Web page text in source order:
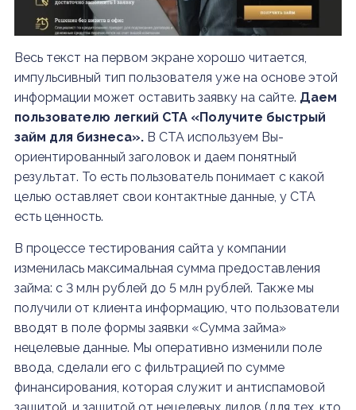
Весь текст на первом экране хорошо читается,
импульсивный тип пользователя уже на основе этой
информации может оставить заявку на сайте. Даем
пользователю легкий CTA «Получите быстрый
займ для бизнеса». В CTA используем Вы-
ориентированный заголовок и даем понятный
результат. То есть пользователь понимает с какой
целью оставляет свои контактные данные, у CTA
есть ценность.
В процессе тестирования сайта у компании
изменилась максимальная сумма предоставления
займа: с 3 млн рублей до 5 млн рублей. Также мы
получили от клиента информацию, что пользователи
вводят в поле формы заявки «Сумма займа»
нецелевые данные. Мы оперативно изменили поле
ввода, сделали его с фильтрацией по сумме
финансирования, которая служит и антиспамовой